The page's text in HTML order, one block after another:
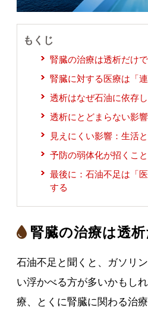
もくじ
腎臓の治療は透析だけ
腎臓に対する医療は「連
透析はなぜ石油に依存
透析にとどまらない影響
見えにくい影響：生活
予防の弱体化が招くこと
最後に：石油不足は「
する
腎臓の治療は透
石油不足と聞くと、ガソリ
い浮かべる方が多いかもし
療、とくに腎臓に関わる治